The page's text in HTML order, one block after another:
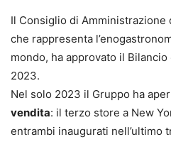
Il Consiglio di Amministrazione
che rappresenta
mondo, ha approvato il
2023.
Nel solo 2023 il Gruppo ha
vendita: il terzo store a New
entrambi inaugurati nell’ultimo